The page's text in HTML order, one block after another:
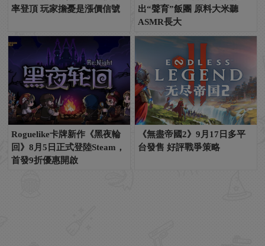
率登頂 玩家擔憂是漲價信號
出“聲育”飯團 原料大米聽
ASMR長大
Roguelike卡牌新作《黑夜輪
回》8月5日正式登陸Steam，
首發9折優惠開啟
《無盡帝國2》9月17日多平
台發售 好評戰爭策略